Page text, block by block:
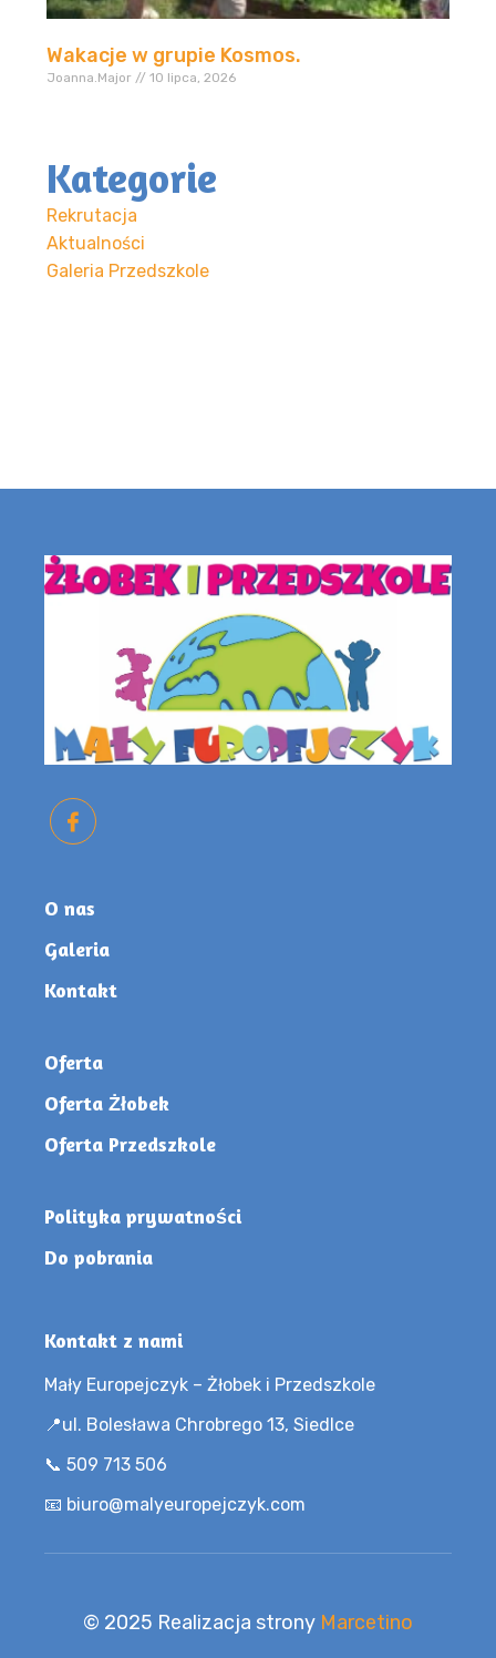
Wakacje w grupie Kosmos.
Joanna.Major 10 lipca, 2026
Kategorie
Rekrutacja
Aktualności
Galeria Przedszkole
O nas
Galeria
Kontakt
Oferta
Oferta Żłobek
Oferta Przedszkole
Polityka prywatności
Do pobrania
Kontakt z nami
Mały Europejczyk – Żłobek i Przedszkole
📍ul. Bolesława Chrobrego 13, Siedlce
📞 509 713 506
📧 biuro@malyeuropejczyk.com
© 2025 Realizacja strony Marcetino